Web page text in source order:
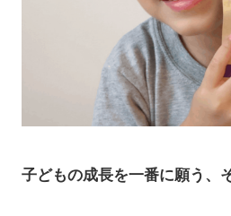
子どもの成長を一番に願う、